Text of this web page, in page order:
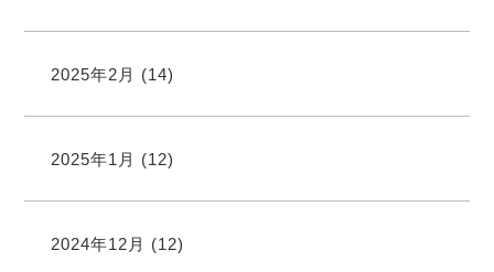
2025年2月 (14)
2025年1月 (12)
2024年12月 (12)